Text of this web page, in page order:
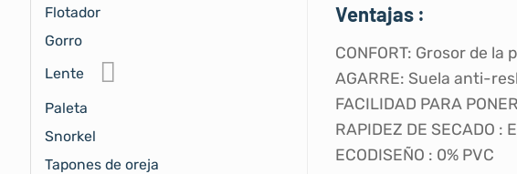
Flotador
Gorro
Lente
Paleta
Snorkel
Tapones de oreja
Ventajas :
CONFORT: Grosor de la
AGARRE: Suela anti-
FACILIDAD PARA
RAPIDEZ DE SECADO
ECODISEÑO : 0% PVC